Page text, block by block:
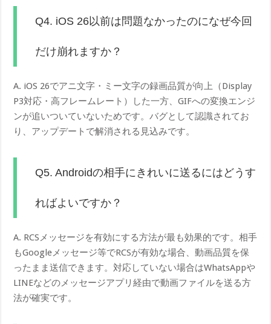
Q4. iOS 26以前は問題なかったのになぜ今回
だけ崩れますか？
A. iOS 26でアニ文字・ミー文字の録画品質が向上（Display
P3対応・高フレームレート）した一方、GIFへの変換エンジ
ンが追いついていないためです。バグとして認識されてお
り、アップデートで解消される見込みです。
Q5. Androidの相手にきれいに送るにはどうす
ればよいですか？
A. RCSメッセージを有効にする方法が最も効果的です。相手
もGoogleメッセージ等でRCSが有効な場合、動画品質を保
ったまま送信できます。対応していない場合はWhatsAppや
LINEなどのメッセージアプリ経由で動画ファイルを送る方
法が確実です。